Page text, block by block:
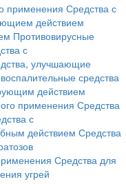
применения Средства с
действием
Противовирусные
с
улучшающие
средства
действием
применения Средства
с
действием Средства
Средства для
угрей